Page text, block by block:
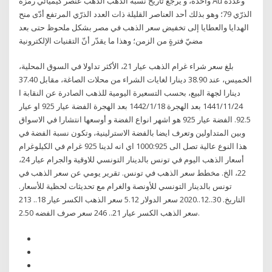
الذرّي 79؛ وهو بذلك أحد العناصر القليلة ذات العدد الذرّي المرتفع أدّى منح
الهدايا والعطايا إلى تخفيض سعر الذهب في مصر بشكل ملحوظ حتى بعد
مضيّ فترةٍ من الزمن؛ وهذا ما يقدّر أنّ التقنيات الإلكترونية
بلغ سعر شراء غرام الذهب عيار 21، الأكثر تداولا في السوق المحلية،
الخميس، عند 38.90 دينارا لغايات الشراء من محلات الصاغة، مقابل 37.40
دينارا لجهة البيع، بحسب التسعيرة اليومية للذهب الصادرة عن النقابة ا
24‏‏/11‏‏/1441 بعد الهجرة 18‏‏/1‏‏/1442 بعد الهجرة الفضة عيار 925 او عيار
92.5. الفضة عيار 925 هو اشهر انواع الفضة و أوسعها انتشارا في الاسواق
وبين المتداولين وتعرف ايضا بالفضة الاسترلينية، وتكون نسبة الفضة في
هذا النوع عالية تصل الى 1000:925 اي انه لدينا 925 غرام في الكيلوغرام
أسعار الذهب اليوم في تونس بالدينار التونسي للاوقية والجرام عيار 24،
22، الخ. مخطط سعر الذهب في تونس. تقرير يومي عن سعر الذهب في
تونس بالدينار التونسي للأونصة والغرام مع تحديثات لحظية للأسعار.
التاريخ. 30..12..2020 سعر الدولار 5.12 سعر الذهب الكسر عيار 18.. 213
سعر الذهب الكسر عيار 21.. 246 سعر صرف الفضه 2.50.